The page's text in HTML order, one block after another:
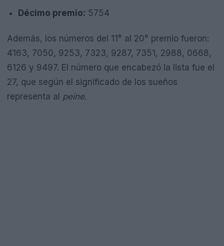
Décimo premio: 5754
Además, los números del 11° al 20° premio fueron:
4163, 7050, 9253, 7323, 9287, 7351, 2988, 0668,
6126 y 9497. El número que encabezó la lista fue el
27, que según el significado de los sueños
representa al peine.